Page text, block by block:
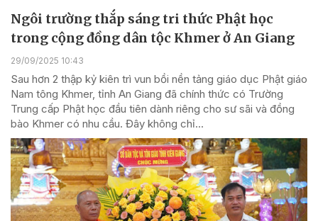
Ngôi trường thắp sáng tri thức Phật học
trong cộng đồng dân tộc Khmer ở An Giang
29/09/2025 10:43
Sau hơn 2 thập kỷ kiên trì vun bồi nền tảng giáo dục Phật giáo
Nam tông Khmer, tỉnh An Giang đã chính thức có Trường
Trung cấp Phật học đầu tiên dành riêng cho sư sãi và đồng
bào Khmer có nhu cầu. Đây không chỉ...